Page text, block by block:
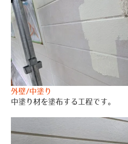
外壁/中塗り
中塗り材を塗布する工程です。